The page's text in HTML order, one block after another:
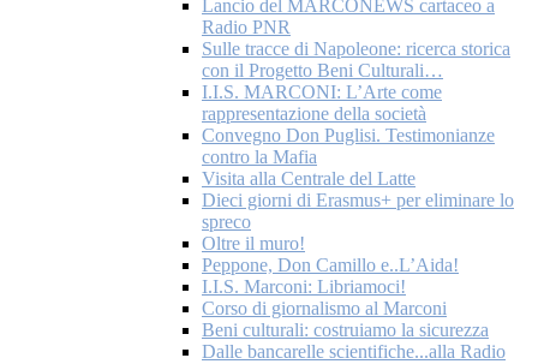
Lancio del MARCONEWS cartaceo a
Radio PNR
Sulle tracce di Napoleone: ricerca storica
con il Progetto Beni Culturali…
I.I.S. MARCONI: L’Arte come
rappresentazione della società
Convegno Don Puglisi. Testimonianze
contro la Mafia
Visita alla Centrale del Latte
Dieci giorni di Erasmus+ per eliminare lo
spreco
Oltre il muro!
Peppone, Don Camillo e..L’Aida!
I.I.S. Marconi: Libriamoci!
Corso di giornalismo al Marconi
Beni culturali: costruiamo la sicurezza
Dalle bancarelle scientifiche...alla Radio